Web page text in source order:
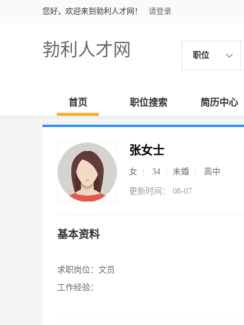
您好，欢迎来到勃利人才网！ 请登录
勃利人才网 职位
首页 职位搜索 简历中心
张女士
女 34 未婚 高中
更新时间： 08-07
基本资料
求职岗位： 文员
工作经验：